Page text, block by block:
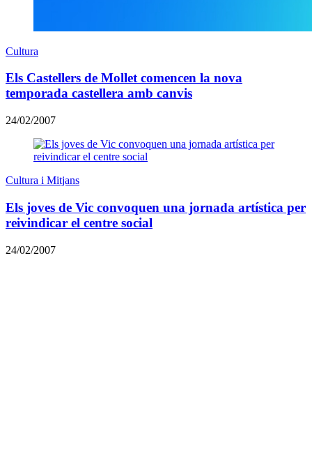
Cultura
Els Castellers de Mollet comencen la nova
temporada castellera amb canvis
24/02/2007
Cultura i Mitjans
Els joves de Vic convoquen una jornada artística per
reivindicar el centre social
24/02/2007